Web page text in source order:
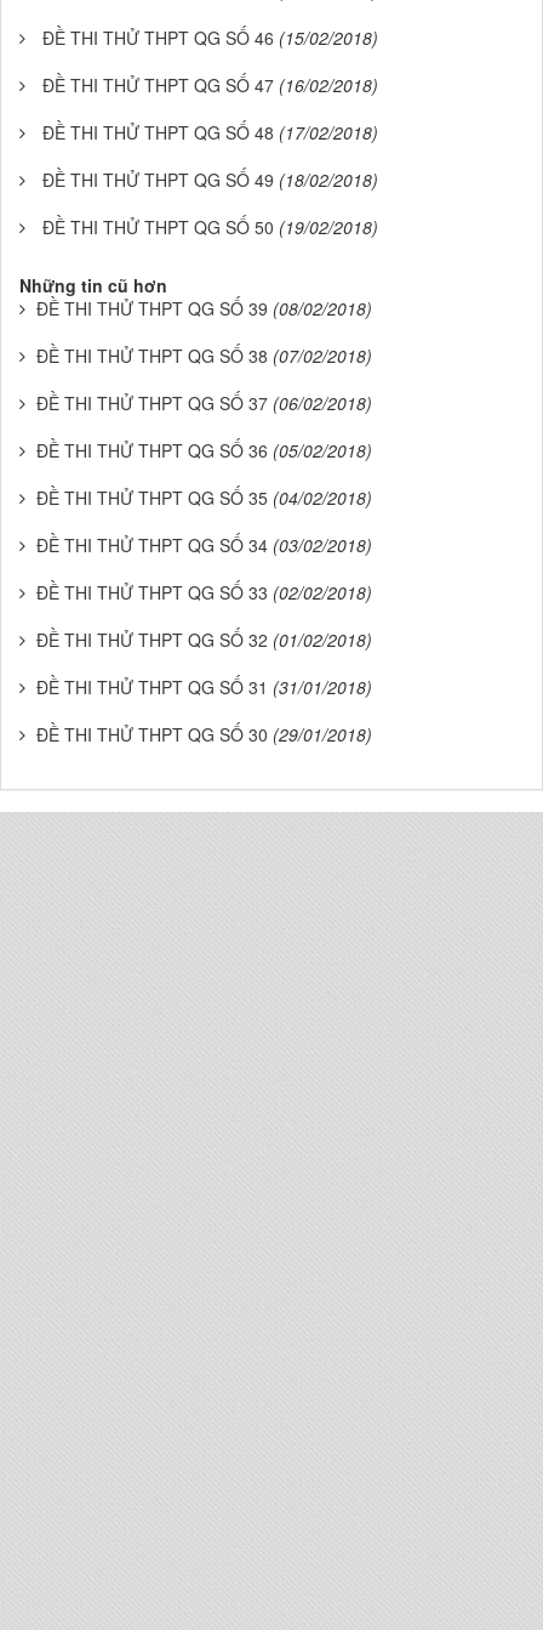
ĐỀ THI THỬ THPT QG SỐ 46 (15/02/2018)
ĐỀ THI THỬ THPT QG SỐ 47 (16/02/2018)
ĐỀ THI THỬ THPT QG SỐ 48 (17/02/2018)
ĐỀ THI THỬ THPT QG SỐ 49 (18/02/2018)
ĐỀ THI THỬ THPT QG SỐ 50 (19/02/2018)
Những tin cũ hơn
ĐỀ THI THỬ THPT QG SỐ 39 (08/02/2018)
ĐỀ THI THỬ THPT QG SỐ 38 (07/02/2018)
ĐỀ THI THỬ THPT QG SỐ 37 (06/02/2018)
ĐỀ THI THỬ THPT QG SỐ 36 (05/02/2018)
ĐỀ THI THỬ THPT QG SỐ 35 (04/02/2018)
ĐỀ THI THỬ THPT QG SỐ 34 (03/02/2018)
ĐỀ THI THỬ THPT QG SỐ 33 (02/02/2018)
ĐỀ THI THỬ THPT QG SỐ 32 (01/02/2018)
ĐỀ THI THỬ THPT QG SỐ 31 (31/01/2018)
ĐỀ THI THỬ THPT QG SỐ 30 (29/01/2018)